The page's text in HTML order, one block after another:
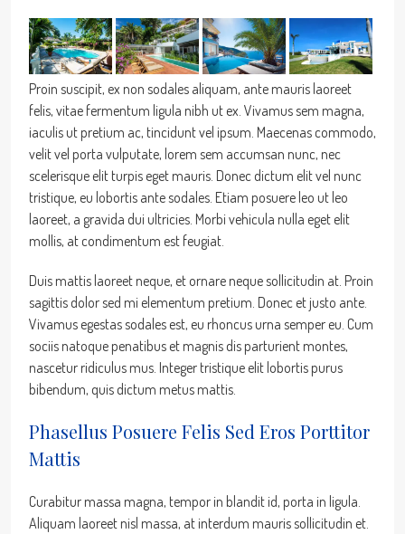
Proin suscipit, ex non sodales aliquam, ante mauris laoreet
felis, vitae fermentum ligula nibh ut ex. Vivamus sem magna,
iaculis ut pretium ac, tincidunt vel ipsum. Maecenas commodo,
velit vel porta vulputate, lorem sem accumsan nunc, nec
scelerisque elit turpis eget mauris. Donec dictum elit vel nunc
tristique, eu lobortis ante sodales. Etiam posuere leo ut leo
laoreet, a gravida dui ultricies. Morbi vehicula nulla eget elit
mollis, at condimentum est feugiat.
Duis mattis laoreet neque, et ornare neque sollicitudin at. Proin
sagittis dolor sed mi elementum pretium. Donec et justo ante.
Vivamus egestas sodales est, eu rhoncus urna semper eu. Cum
sociis natoque penatibus et magnis dis parturient montes,
nascetur ridiculus mus. Integer tristique elit lobortis purus
bibendum, quis dictum metus mattis.
Phasellus Posuere Felis Sed Eros Porttitor
Mattis
Curabitur massa magna, tempor in blandit id, porta in ligula.
Aliquam laoreet nisl massa, at interdum mauris sollicitudin et.